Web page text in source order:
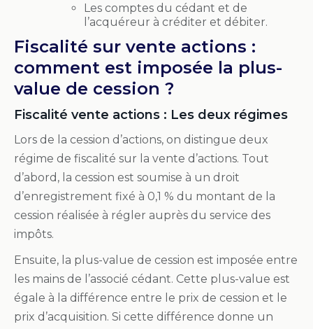
Les comptes du cédant et de
l’acquéreur à créditer et débiter.
Fiscalité sur vente actions :
comment est imposée la plus-
value de cession ?
Fiscalité vente actions : Les deux régimes
Lors de la cession d’actions, on distingue deux
régime de fiscalité sur la vente d’actions. Tout
d’abord, la cession est soumise à un droit
d’enregistrement fixé à 0,1 % du montant de la
cession réalisée à régler auprès du service des
impôts.
Ensuite, la plus-value de cession est imposée entre
les mains de l’associé cédant. Cette plus-value est
égale à la différence entre le prix de cession et le
prix d’acquisition. Si cette différence donne un